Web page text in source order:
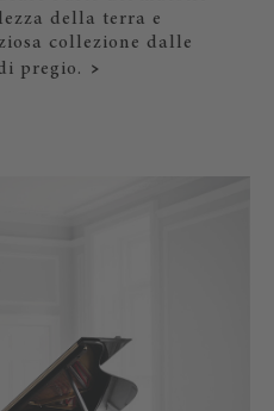
della terra e
collezione dalle
pregio.